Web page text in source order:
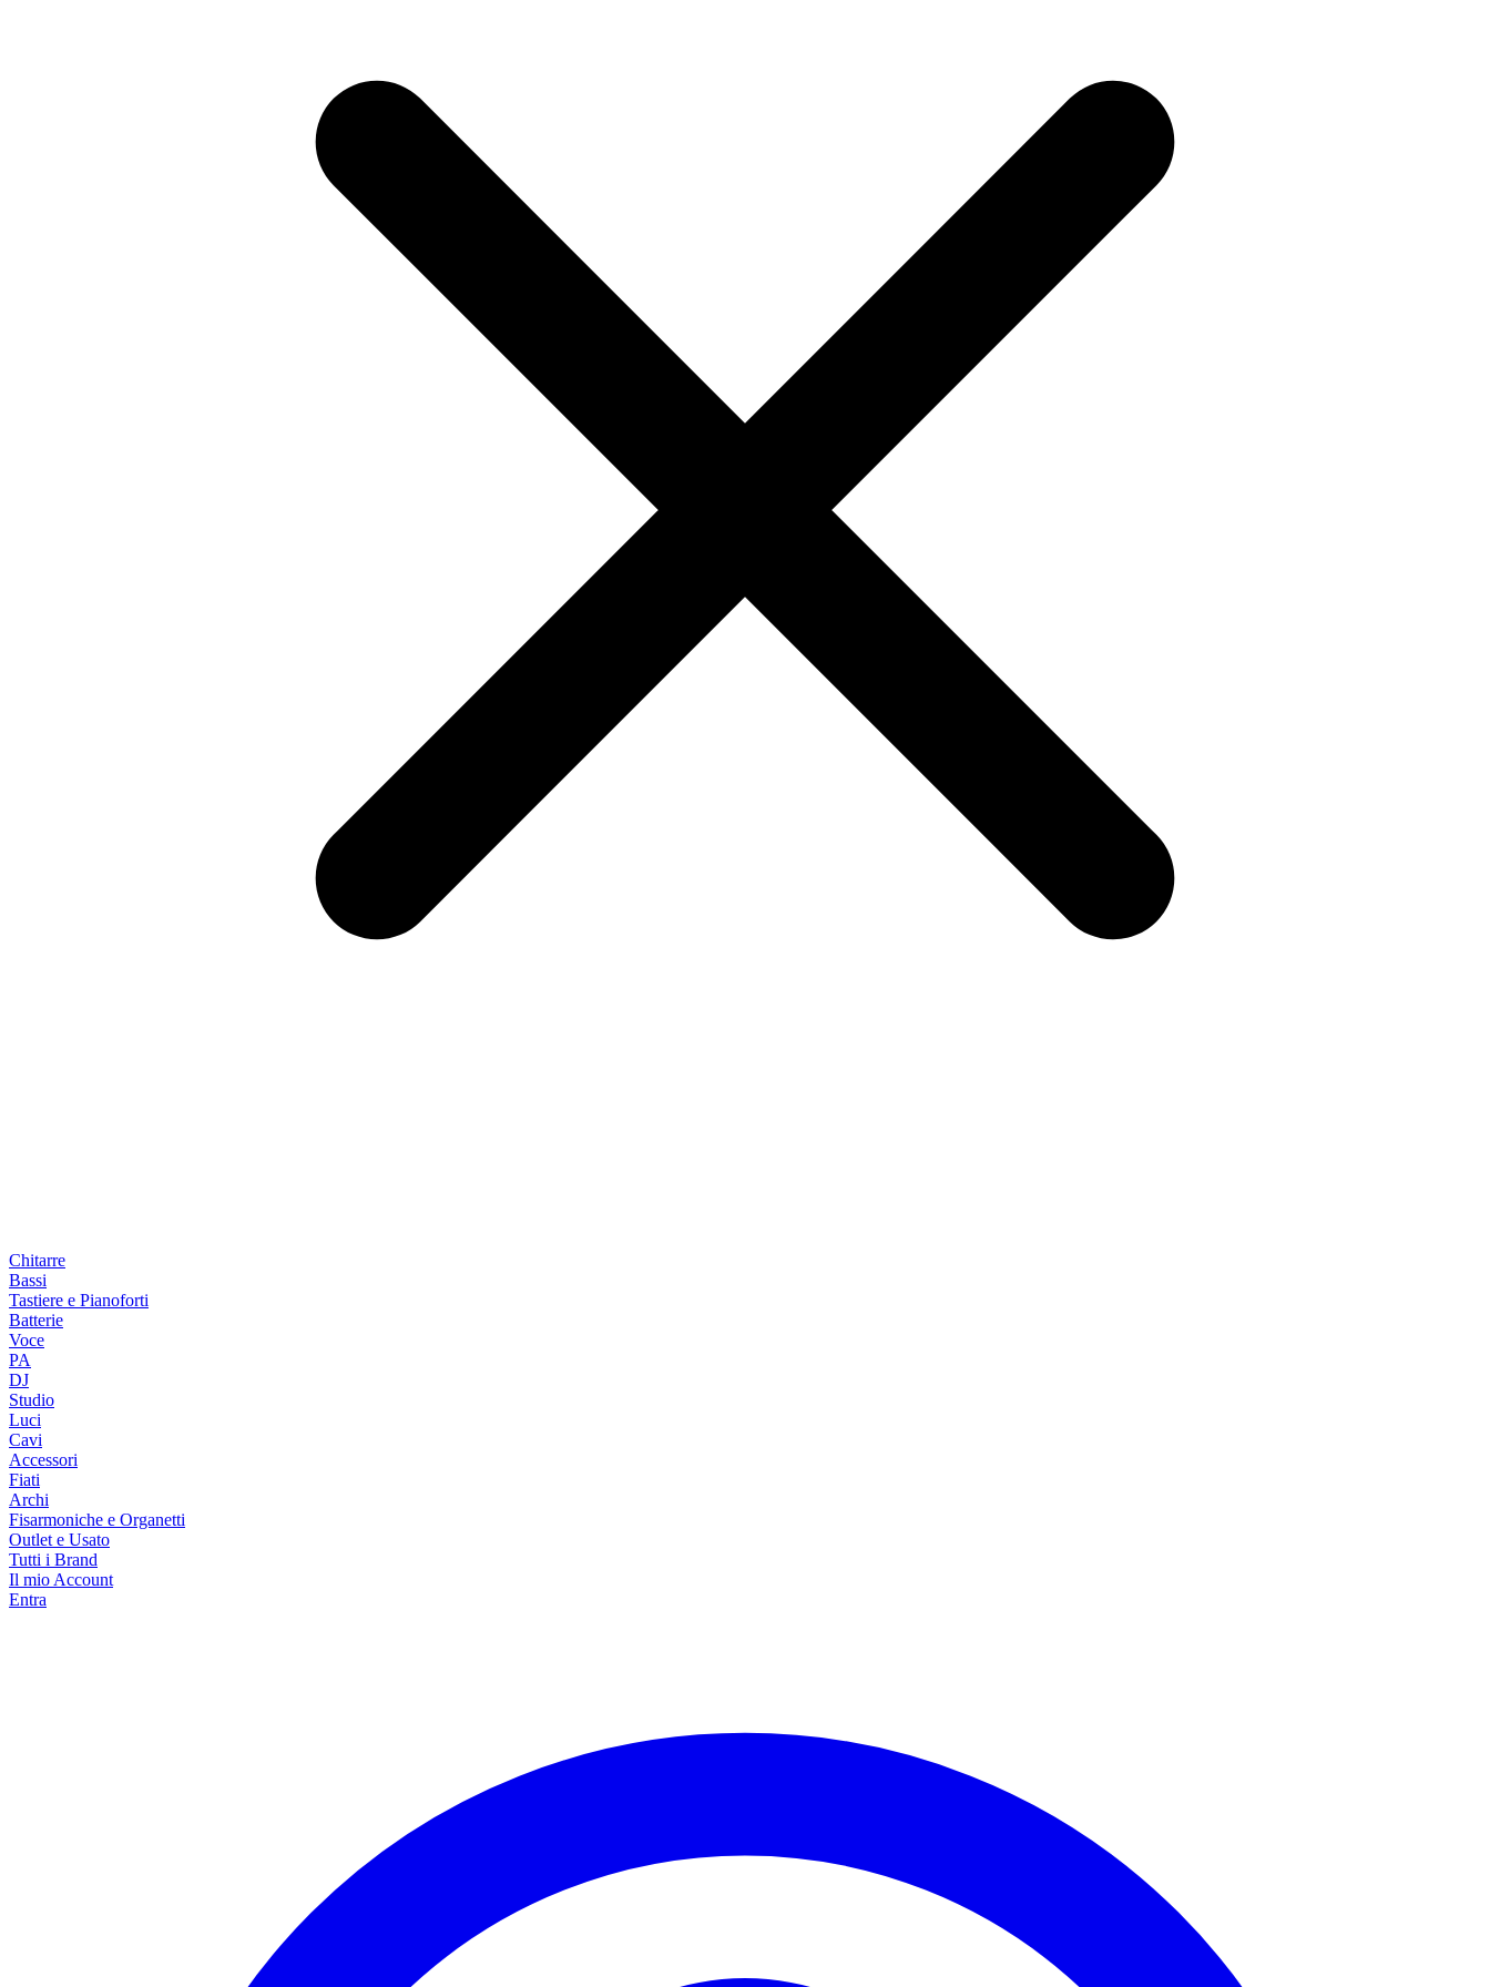
Chitarre
Bassi
Tastiere e Pianoforti
Batterie
Voce
PA
DJ
Studio
Luci
Cavi
Accessori
Fiati
Archi
Fisarmoniche e Organetti
Outlet e Usato
Tutti i Brand
Il mio Account
Entra